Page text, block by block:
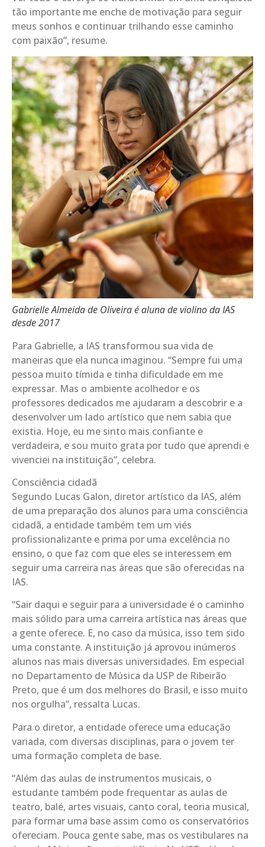
tão importante me enche de motivação para seguir
meus sonhos e continuar trilhando esse caminho
com paixão”, resume.
Gabrielle Almeida de Oliveira é aluna de violino da IAS
desde 2017
Para Gabrielle, a IAS transformou sua vida de
maneiras que ela nunca imaginou. “Sempre fui uma
pessoa muito tímida e tinha dificuldade em me
expressar. Mas o ambiente acolhedor e os
professores dedicados me ajudaram a descobrir e a
desenvolver um lado artístico que nem sabia que
existia. Hoje, eu me sinto mais confiante e
verdadeira, e sou muito grata por tudo que aprendi e
vivenciei na instituição”, celebra.
Consciência cidadã
Segundo Lucas Galon, diretor artístico da IAS, além
de uma preparação dos alunos para uma consciência
cidadã, a entidade também tem um viés
profissionalizante e prima por uma excelência no
ensino, o que faz com que eles se interessem em
seguir uma carreira nas áreas que são oferecidas na
IAS.
“Sair daqui e seguir para a universidade é o caminho
mais sólido para uma carreira artística nas áreas que
a gente oferece. E, no caso da música, isso tem sido
uma constante. A instituição já aprovou inúmeros
alunos nas mais diversas universidades. Em especial
no Departamento de Música da USP de Ribeirão
Preto, que é um dos melhores do Brasil, e isso muito
nos orgulha”, ressalta Lucas.
Para o diretor, a entidade oferece uma educação
variada, com diversas disciplinas, para o jovem ter
uma formação completa de base.
“Além das aulas de instrumentos musicais, o
estudante também pode frequentar as aulas de
teatro, balé, artes visuais, canto coral, teoria musical,
para formar uma base assim como os conservatórios
ofereciam. Pouca gente sabe, mas os vestibulares na